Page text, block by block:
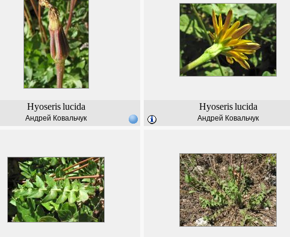
Hyoseris lucida
Андрей Ковальчук
Hyoseris lucida
Андрей Ковальчук